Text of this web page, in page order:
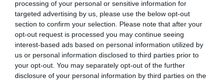
processing of your personal or sensitive information for
targeted advertising by us, please use the below opt-out
section to confirm your selection. Please note that after your
opt-out request is processed you may continue seeing
interest-based ads based on personal information utilized by
us or personal information disclosed to third parties prior to
your opt-out. You may separately opt-out of the further
disclosure of your personal information by third parties on the